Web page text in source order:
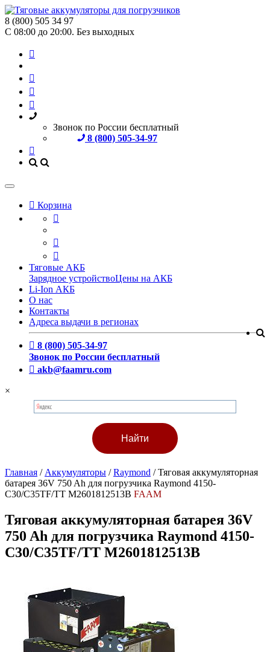
8 (800) 505 34 97
С 08:00 до 20:00. Без выходных
Звонок по России бесплатный
8 (800) 505-34-97
Корзина
Тяговые АКБ
Зарядное устройствоЦены на АКБ
Li-Ion АКБ
О нас
Контакты
Адреса выдачи в регионах
8 (800) 505-34-97
Звонок по России бесплатный
akb@faamru.com
×
Главная / Аккумуляторы /Raymond /Тяговая аккумуляторная
батарея 36V 750 Ah для погрузчика Raymond 4150-
C30/C35TF/TT M2601812513B FAAM
Тяговая аккумуляторная батарея 36V
750 Ah для погрузчика Raymond 4150-
C30/C35TF/TT M2601812513B